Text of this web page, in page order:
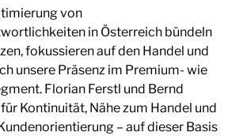
von
in Österreich bündeln
fokussieren auf den Handel und
unsere Präsenz im Premium- wie
Florian Ferstl und Bernd
Kontinuität, Nähe zum Handel und
– auf dieser Basis